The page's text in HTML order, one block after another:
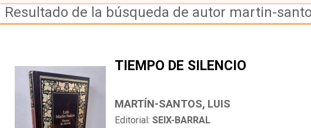
Resultado de la búsqueda de autor martin-
TIEMPO DE SILENCIO
MARTÍN-SANTOS, LUIS
Editorial:SEIX-BARRAL